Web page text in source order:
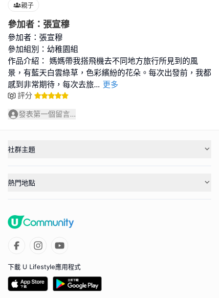
親子
參加者：張宣穆
參加者：張宣穆
參加組別：幼稚園組
作品介紹： 媽媽帶我搭飛機去不同地方旅行所見到的風
景，有藍天白雲綠草，色彩繽紛的花朵。每次出發前，我都
感到非常期待，每次去旅... 更多
評分
發表第一個留言...
社群主題
熱門地點
下載 U Lifestyle應用程式